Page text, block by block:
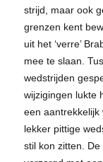
strijd, maar ook
grenzen kent
uit het ‘verre’
mee te slaan.
wedstrijden
wijzigingen lukte
een
lekker pittige
stil kon zitten.